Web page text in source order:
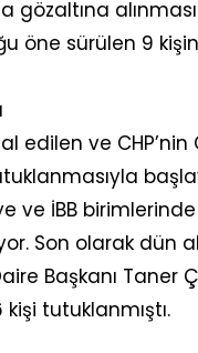
gözaltına
öne sürülen 9
edilen ve
ve İBB
Son olarak dün
Başkanı Taner
tutuklanmıştı.